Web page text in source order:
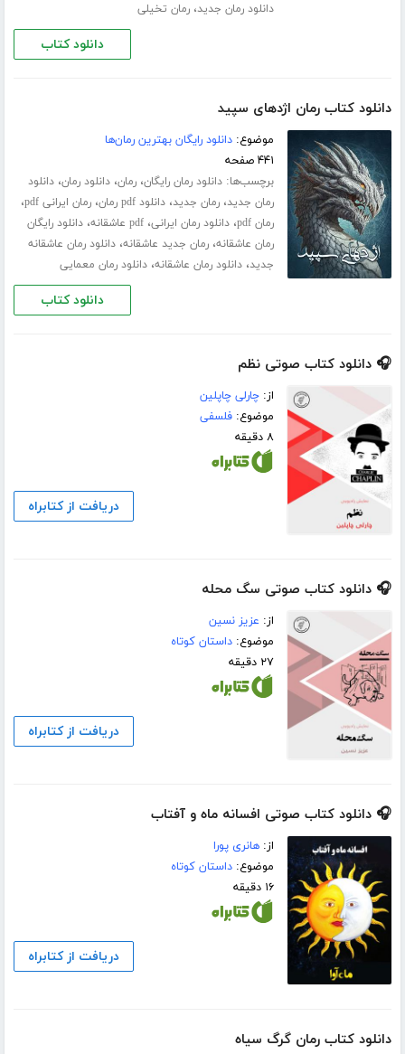
دانلود رمان جدید،رمان تخیلی
دانلود کتاب
دانلود کتاب رمان اژدهای سپید
موضوع:دانلود رایگان بهترین رمان‌ها
۴۴۱ صفحه
برچسب‌ها:دانلود رمان رایگان،رمان،دانلود رمان،دانلود
رمان جدید،رمان جدید،دانلود pdf رمان ،رمان ایرانی pdf ،
رمان pdf ،دانلود رمان ایرانی،pdf عاشقانه ،دانلود رایگان
رمان عاشقانه،رمان جدید عاشقانه،دانلود رمان عاشقانه
جدید،دانلود رمان عاشقانه،دانلود رمان معمایی
دانلود کتاب
🎧 دانلود کتاب صوتی نظم
از:چارلی چاپلین
موضوع:فلسفی
۸ دقیقه
دریافت از کتابراه
🎧 دانلود کتاب صوتی سگ محله
از: عزیز نسین
موضوع:داستان کوتاه
۲۷ دقیقه
دریافت از کتابراه
🎧 دانلود کتاب صوتی افسانه ماه و آفتاب
از:هانری پورا
موضوع:داستان کوتاه
۱۶ دقیقه
دریافت از کتابراه
دانلود کتاب رمان گرگ سیاه